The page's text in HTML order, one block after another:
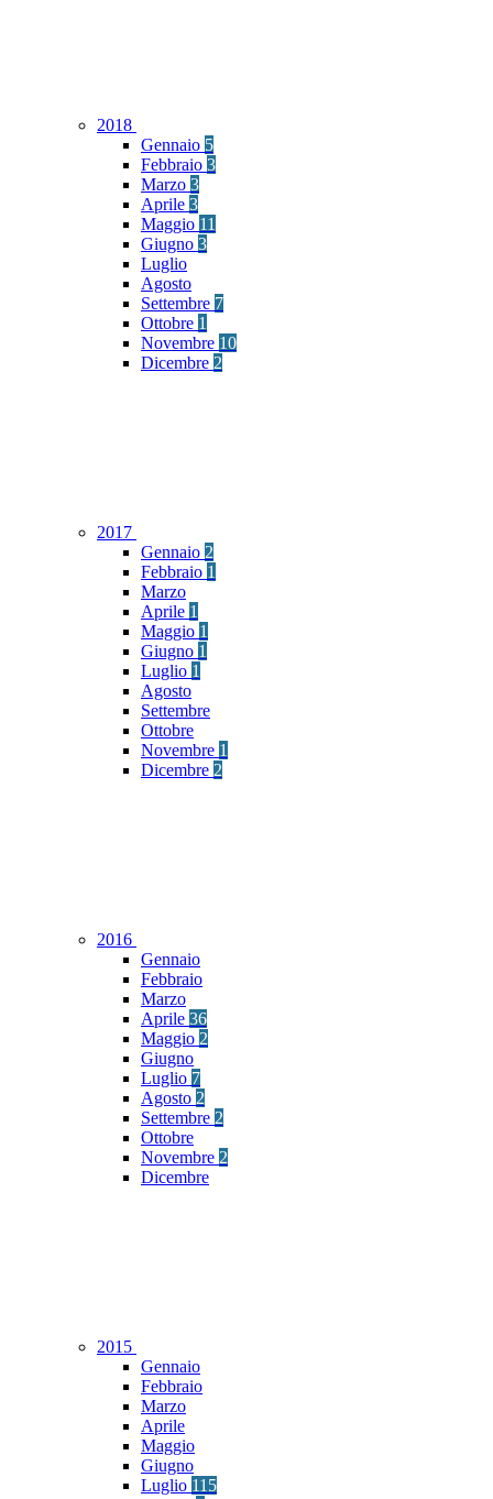
2018
Gennaio 5
Febbraio 3
Marzo 3
Aprile 3
Maggio 11
Giugno 3
Luglio
Agosto
Settembre 7
Ottobre 1
Novembre 10
Dicembre 2
2017
Gennaio 2
Febbraio 1
Marzo
Aprile 1
Maggio 1
Giugno 1
Luglio 1
Agosto
Settembre
Ottobre
Novembre 1
Dicembre 2
2016
Gennaio
Febbraio
Marzo
Aprile 36
Maggio 2
Giugno
Luglio 7
Agosto 2
Settembre 2
Ottobre
Novembre 2
Dicembre
2015
Gennaio
Febbraio
Marzo
Aprile
Maggio
Giugno
Luglio 115